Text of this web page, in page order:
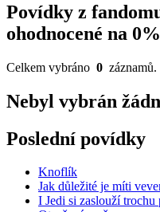
Povídky z
ohodnocené na 0%
Celkem vybráno 0 záznamů.
Nebyl vybrán
Poslední povídky
Knoflík
Jak důležité je míti
I Jedi si zaslouží trochu